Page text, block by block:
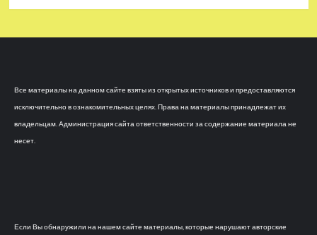
Все материалы на данном сайте взяты из открытых источников и предоставляются
исключительно в ознакомительных целях. Права на материалы принадлежат их
владельцам. Администрация сайта ответственности за содержание материала не
несет.
Если Вы обнаружили на нашем сайте материалы, которые нарушают авторские